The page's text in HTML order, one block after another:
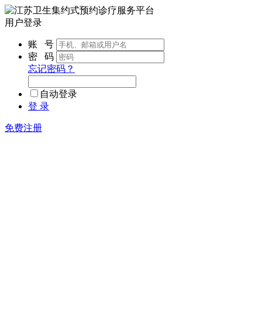
用户登录
账 号
密 码
忘记密码？
自动登录
登 录
免费注册